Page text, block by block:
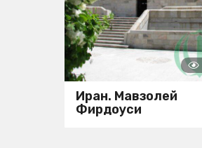
Иран. Мавзолей
Фирдоуси